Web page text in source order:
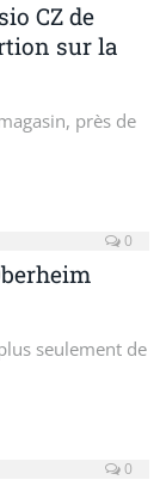
CZ de
sur la
près de
0
seulement de
0